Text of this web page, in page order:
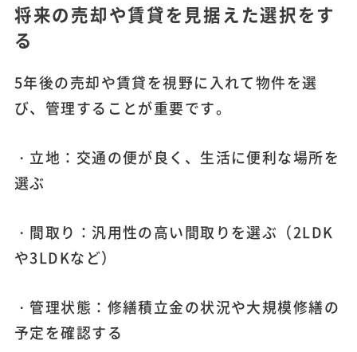
将来の売却や賃貸を見据えた選択をす
る
5年後の売却や賃貸を視野に入れて物件を選
び、管理することが重要です。
・立地：交通の便が良く、生活に便利な場所を
選ぶ
・間取り：汎用性の高い間取りを選ぶ（2LDK
や3LDKなど）
・管理状態：修繕積立金の状況や大規模修繕の
予定を確認する